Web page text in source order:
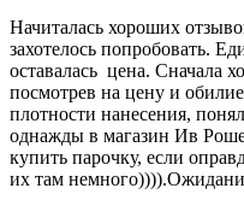
Начиталась хороших
захотелось попробовать.
оставалась цена. Сначала
посмотрев на цену и
плотности нанесения,
однажды в магазин Ив
купить парочку, если
их там